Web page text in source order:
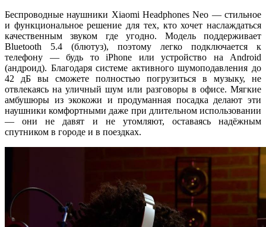
Беспроводные наушники Xiaomi Headphones Neo — стильное
и функциональное решение для тех, кто хочет наслаждаться
качественным звуком где угодно. Модель поддерживает
Bluetooth 5.4 (блютуз), поэтому легко подключается к
телефону — будь то iPhone или устройство на Android
(андроид). Благодаря системе активного шумоподавления до
42 дБ вы сможете полностью погрузиться в музыку, не
отвлекаясь на уличный шум или разговоры в офисе. Мягкие
амбушюры из экокожи и продуманная посадка делают эти
наушники комфортными даже при длительном использовании
— они не давят и не утомляют, оставаясь надёжным
спутником в городе и в поездках.